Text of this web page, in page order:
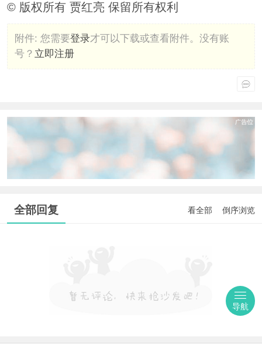
© 版权所有 贾红亮 保留所有权利
附件: 您需要登录才可以下载或查看附件。没有账
号？ 立即注册
全部回复 看全部 倒序浏览
导航